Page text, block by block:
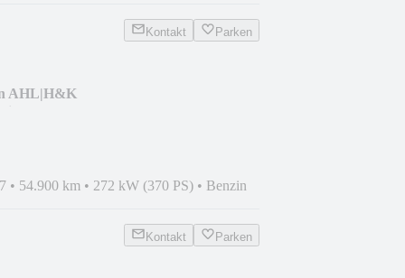
Kontakt Parken
AHL|H&K
• 54.900 km • 272 kW (370 PS) • Benzin
Kontakt Parken